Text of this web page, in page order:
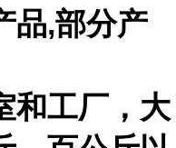
品,部分产
和工厂，大